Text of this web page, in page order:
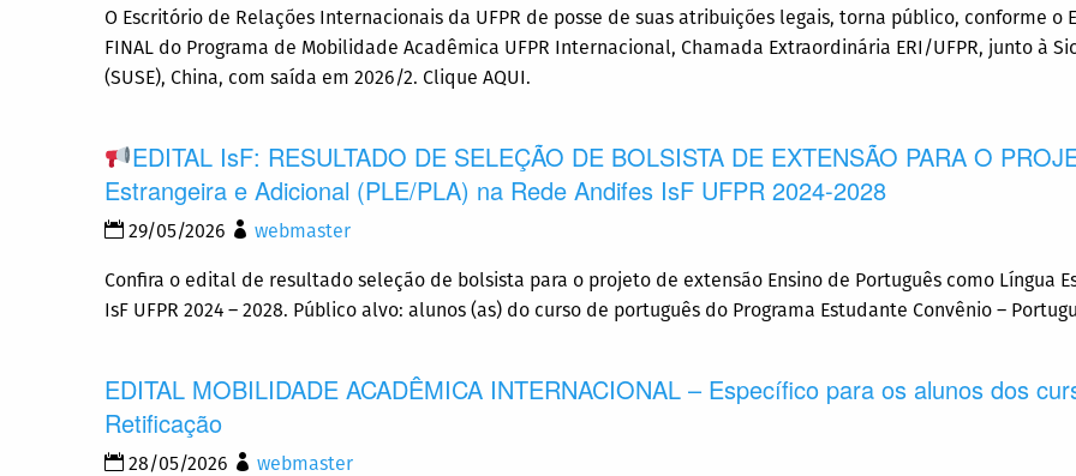
O Escritório de Relações Internacionais da UFPR de posse de suas atribuições legais, torna público, conforme o
FINAL do Programa de Mobilidade Acadêmica UFPR Internacional, Chamada Extraordinária ERI/UFPR, junto à
(SUSE), China, com saída em 2026/2. Clique AQUI.
EDITAL IsF: RESULTADO DE SELEÇÃO DE BOLSISTA DE EXTENSÃO PARA O
Estrangeira e Adicional (PLE/PLA) na Rede Andifes IsF UFPR 2024-2028
29/05/2026 webmaster
Confira o edital de resultado seleção de bolsista para o projeto de extensão Ensino de Português como Língua
IsF UFPR 2024 – 2028. Público alvo: alunos (as) do curso de português do Programa Estudante Convênio –
EDITAL MOBILIDADE ACADÊMICA INTERNACIONAL – Específico para os alunos dos
Retificação
28/05/2026 webmaster